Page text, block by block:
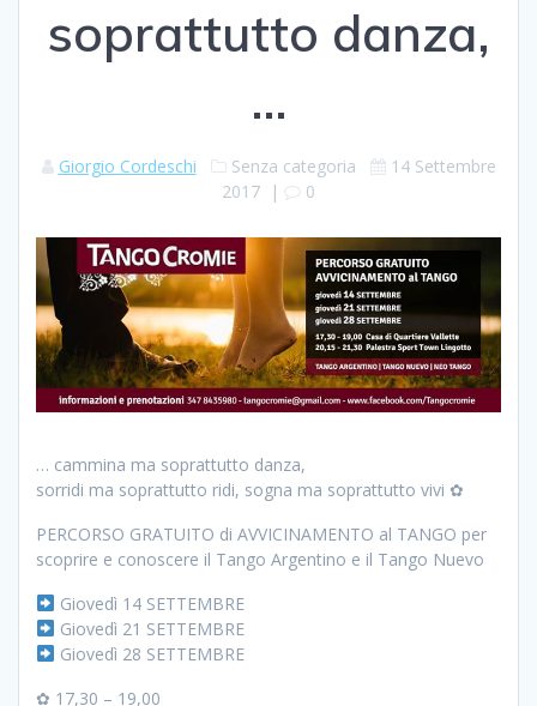
soprattutto danza,
…
Giorgio Cordeschi Senza categoria
14 Settembre
2017 | 0
… cammina ma soprattutto danza,
sorridi ma soprattutto ridi, sogna ma soprattutto vivi ✿
PERCORSO GRATUITO di AVVICINAMENTO al TANGO per
scoprire e conoscere il Tango Argentino e il Tango Nuevo
Giovedì 14 SETTEMBRE
Giovedì 21 SETTEMBRE
Giovedì 28 SETTEMBRE
✿ 17,30 – 19,00